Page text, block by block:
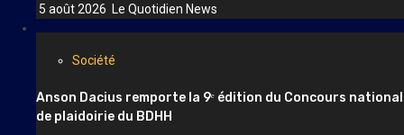
5 août 2026 Le Quotidien News
Société
Anson Dacius remporte la 9ᵉ édition du Concours national
de plaidoirie du BDHH